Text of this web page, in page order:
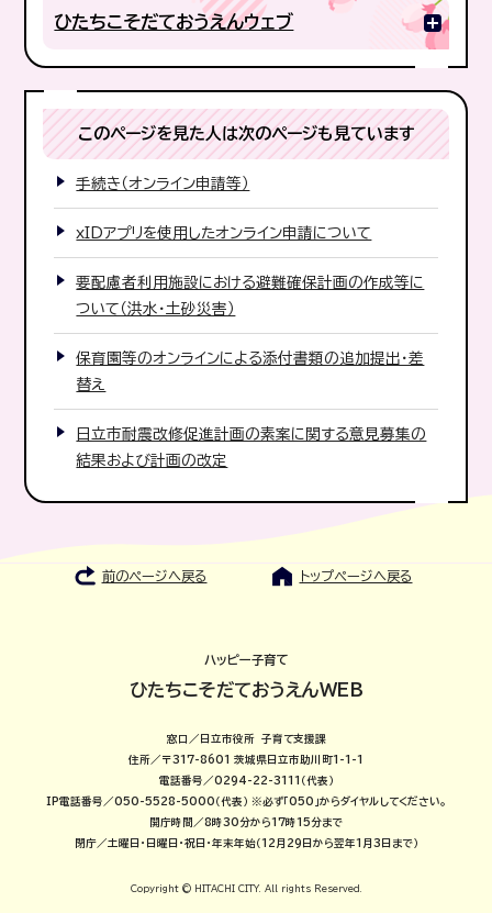
ひたちこそだておうえんウェブ
このページを見た人は次のページも見ています
手続き（オンライン申請等）
xIDアプリを使用したオンライン申請について
要配慮者利用施設における避難確保計画の作成等に
ついて（洪水・土砂災害）
保育園等のオンラインによる添付書類の追加提出・差
替え
日立市耐震改修促進計画の素案に関する意見募集の
結果および計画の改定
前のページへ戻る トップページへ戻る
ハッピー子育て
ひたちこそだておうえんWEB
窓口／日立市役所 子育て支援課
住所／〒317-8601 茨城県日立市助川町1-1-1
電話番号／0294-22-3111（代表）
IP電話番号／050-5528-5000（代表） ※必ず「050」からダイヤルしてください。
開庁時間／8時30分から17時15分まで
閉庁／土曜日・日曜日・祝日・年末年始（12月29日から翌年1月3日まで）
Copyright © HITACHI CITY. All rights Reserved.